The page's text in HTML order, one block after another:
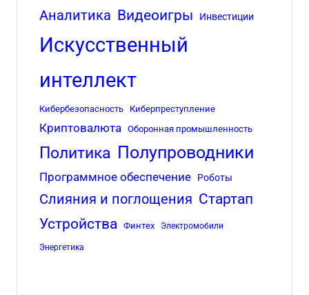
Аналитика Видеоигры Инвестиции
Искусственный
интеллект
Кибербезопасность Киберпреступление
Криптовалюта Оборонная промышленность
Политика Полупроводники
Программное обеспечение Роботы
Слияния и поглощения Стартап
Устройства
Финтех Электромобили
Энергетика